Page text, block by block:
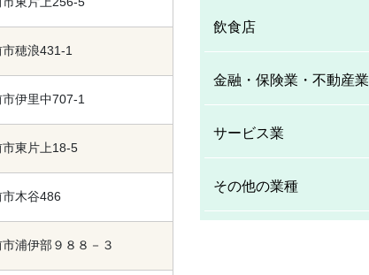
穂浪431-1
伊里中707-1
市東片上18-5
木谷486
浦伊部９８８－３
飲食店
金融・保険業・不動産業
サービス業
その他の業種